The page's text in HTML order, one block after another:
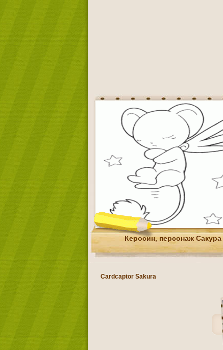
Керосин, персонаж Сакура
Cardcaptor Sakura